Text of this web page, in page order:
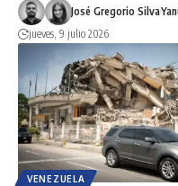
José Gregorio Silva
jueves, 9 julio 2026
VENEZUELA